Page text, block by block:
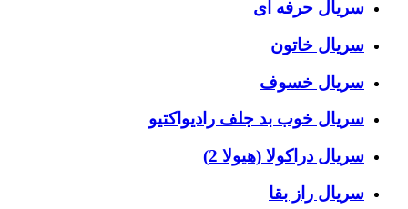
سریال حرفه ای
سریال خاتون
سریال خسوف
سریال خوب بد جلف رادیواکتیو
سریال دراکولا (هیولا 2)
سریال راز بقا